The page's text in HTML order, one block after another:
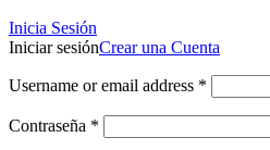
Inicia Sesión
Iniciar sesiónCrear una Cuenta
Username or email address *
Contraseña *